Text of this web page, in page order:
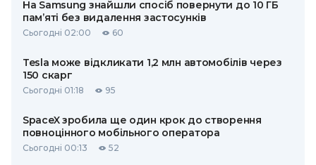
На Samsung знайшли спосіб повернути до 10 ГБ
пам’яті без видалення застосунків
Сьогодні 02:00 60
Tesla може відкликати 1,2 млн автомобілів через
150 скарг
Сьогодні 01:18 95
SpaceX зробила ще один крок до створення
повноцінного мобільного оператора
Сьогодні 00:13 52